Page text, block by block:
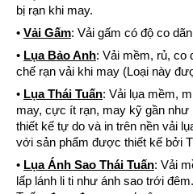
bị rạn khi may.
• Vải Gấm: Vải gấm có độ co
• Lụa Bảo Anh: Vải mềm, rủ, co
chế rạn vải khi may (Loại này
• Lụa Thái Tuấn: Vải lụa mềm,
may, cực ít rạn, may kỹ gần
thiết kế tự do và in trên nền vải
với sản phẩm được thiết kế bởi
• Lụa Ánh Sao Thái Tuấn: Vải
lấp lánh li ti như ánh sao trới